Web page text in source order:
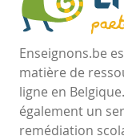
Enseignons.be
matière de
ligne en
également un
remédiation